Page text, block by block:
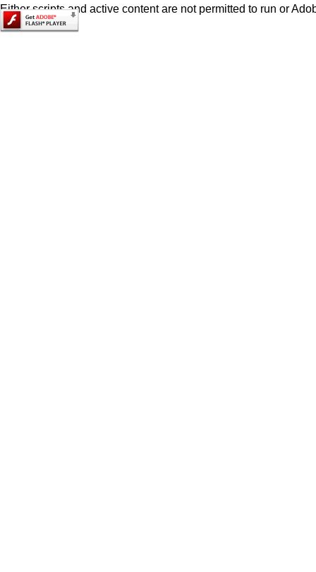
Either scripts and active content are not permitted to run or